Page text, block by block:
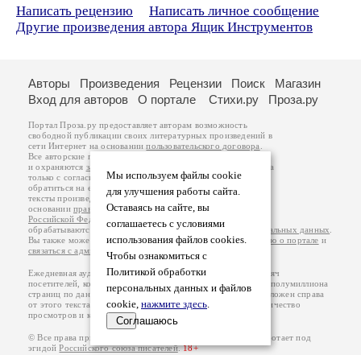
Написать рецензию
Написать личное сообщение
Другие произведения автора Ящик Инструментов
Мы используем файлы cookie
для улучшения работы сайта.
Оставаясь на сайте, вы
соглашаетесь с условиями
использования файлов cookies.
Чтобы ознакомиться с
Политикой обработки
персональных данных и файлов
cookie, нажмите здесь.
Соглашаюсь
Авторы Произведения Рецензии Поиск
Магазин
Вход для авторов
О портале Стихи.ру Проза.ру
Портал Проза.ру предоставляет авторам возможность
свободной публикации своих литературных произведений в
сети Интернет на основаниипользовательского договора
Все авторские права на произведения принадлежат авторам
и охраняются законом
. Перепечатка произведений возможна
только с согласия его автора, к которому вы можете
обратиться на его авторской странице. Ответственность за
тексты произведений авторы несут самостоятельно на
основанииправил публикацииизаконодательства
Российской Федерации
обрабатываются на основанииПолитики обработки персональных данных
Вы также можете посмотреть более подробнуюинформацию о портале и
связаться с администрацией
Ежедневная аудитория портала Проза.ру – порядка 100 тысяч
посетителей, которые в общей сумме просматривают более полумиллиона
страниц по данным счетчика посещаемости, который расположен справа
от этого текста. В каждой графе указано по две цифры: количество
просмотров и количество посетителей.
© Все права принадлежат авторам, 2000-2026. Портал работает под
эгидойРоссийского союза писателей.18+